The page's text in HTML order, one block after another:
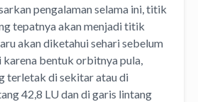
pengalaman selama ini, titik
tepatnya akan menjadi titik
akan diketahui sehari sebelum
bentuk orbitnya pula,
terletak di sekitar atau di
42,8 LU dan di garis lintang